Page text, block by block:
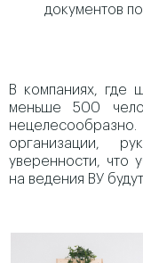
документов по
В компаниях, где
меньше 500
организации,
уверенности, что
на ведения ВУ